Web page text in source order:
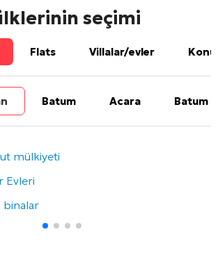
seçimi
Flats Villalar/evler
Batum Acara Batum
mülkiyeti
Evleri
binalar